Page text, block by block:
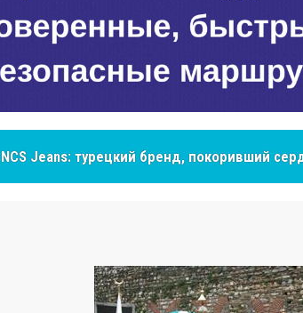
NCS Jeans: турецкий бренд, покоривший
Cottonhill покоряет мировые рынки